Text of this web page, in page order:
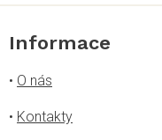
Informace
• O nás
• Kontakty